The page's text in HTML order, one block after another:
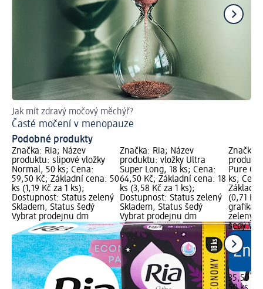
Jak mít zdravý močový měchýř?
Časté močení v menopauze
Podobné produkty
Značka: Ria; Název
produktu: slipové vložky
Normal, 50 ks; Cena:
59,50 Kč; Základní cena: 50
ks (1,19 Kč za 1 ks);
Dostupnost: Status zelený
Skladem, Status šedý
Vybrat prodejnu dm
Značka: Ria; Název
produktu: vložky Ultra
Super Long, 18 ks; Cena:
64,50 Kč; Základní cena: 18
ks (3,58 Kč za 1 ks);
Dostupnost: Status zelený
Skladem, Status šedý
Vybrat prodejnu dm
Značka:
Pure
ks;
(0,71 Kč
grafika;
zelený
šedý
35,50 Kč